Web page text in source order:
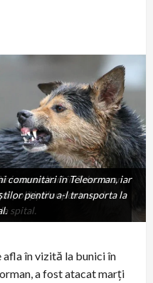
comunitari în Teleorman,
polițiștilor pentru a-l
spital.
comunitari în Teleorman, iar
pentru a-l transporta la
afla în vizită la bunici în
a fost atacat marți